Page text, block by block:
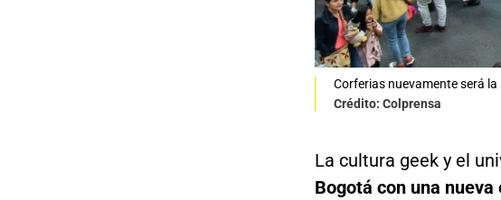
Corferias nuevamente será la
Crédito: Colprensa
La cultura geek y el
Bogotá con una